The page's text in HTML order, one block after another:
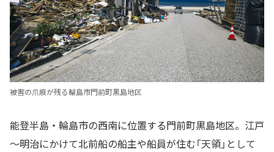
被害の爪痕が残る輪島市門前町黒島地区
能登半島・輪島市の西南に位置する門前町黒島地区。江戸
～明治にかけて北前船の船主や船員が住む「天領」として